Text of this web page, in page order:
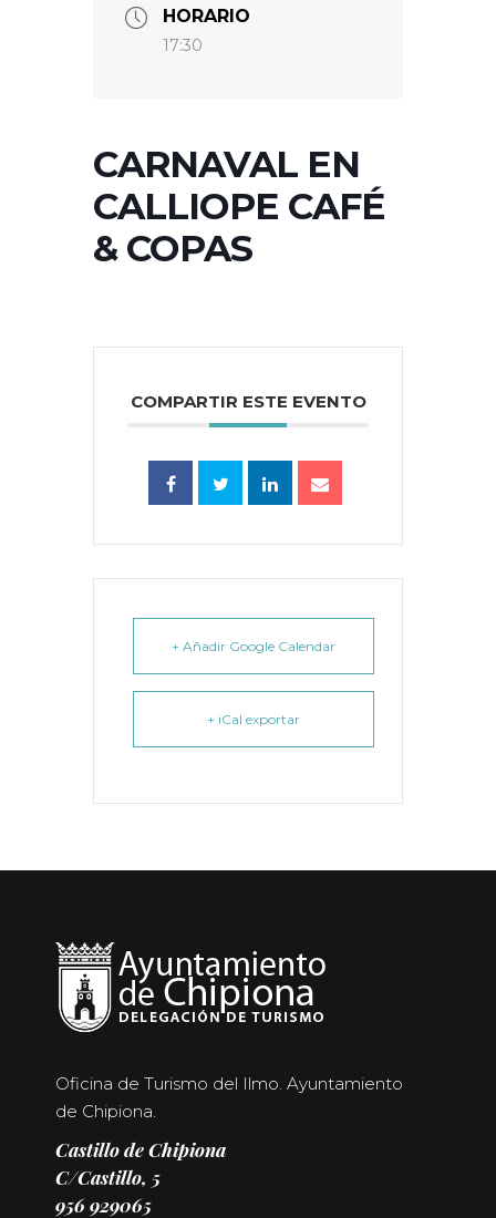
HORARIO
17:30
CARNAVAL EN
CALLIOPE CAFÉ
& COPAS
COMPARTIR ESTE EVENTO
+ Añadir Google Calendar
+ iCal exportar
Oficina de Turismo del Ilmo. Ayuntamiento
de Chipiona.
Castillo de Chipiona
C/Castillo, 5
956 929065